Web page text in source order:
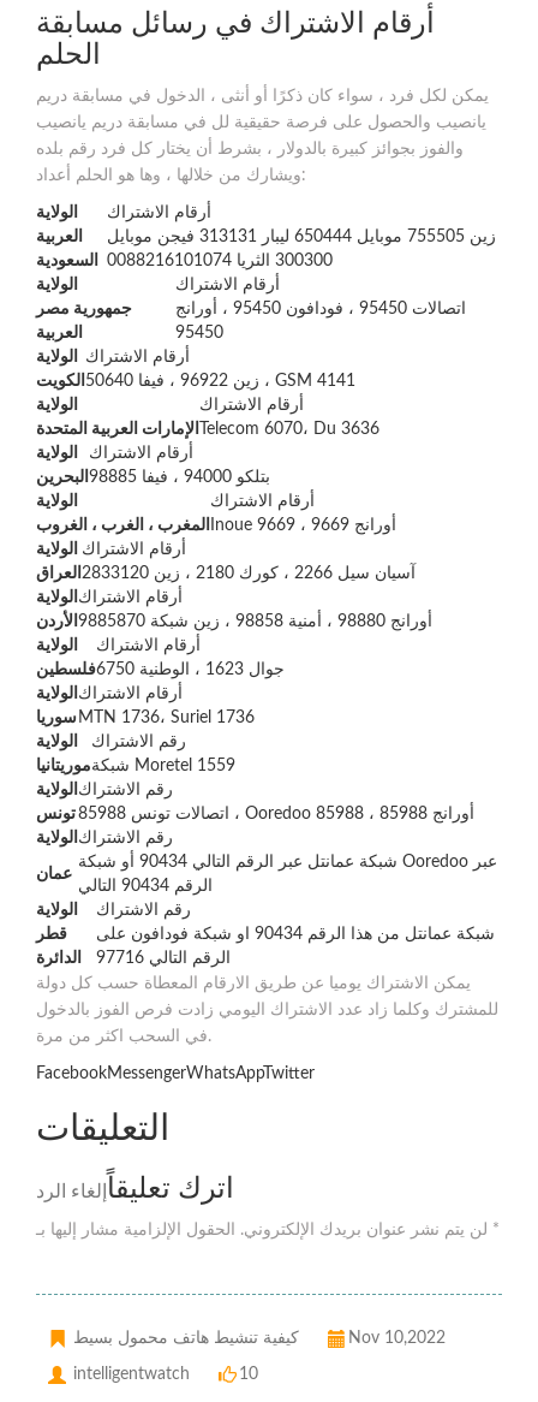
أرقام الاشتراك في رسائل مسابقة
الحلم
يمكن لكل فرد ، سواء كان ذكرًا أو أنثى ، الدخول في مسابقة دريم
يانصيب والحصول على فرصة حقيقية لل في مسابقة دريم يانصيب
والفوز بجوائز كبيرة بالدولار ، بشرط أن يختار كل فرد رقم بلده
ويشارك من خلالها ، وها هو الحلم أعداد:
الولاية
أرقام الاشتراك
العربية
السعودية
زين 755505 موبايل 650444 ليبار 313131 فيجن موبايل
300300 الثريا 0088216101074
الولاية
أرقام الاشتراك
جمهورية مصر
العربية
اتصالات 95450 ، فودافون 95450 ، أورانج
95450
الولاية
أرقام الاشتراك
الكويت
زين 96922 ، فيفا 50640 ، GSM 4141
الولاية
أرقام الاشتراك
الإمارات العربية المتحدة
Telecom 6070، Du 3636
الولاية
أرقام الاشتراك
البحرين
بتلكو 94000 ، فيفا 98885
الولاية
أرقام الاشتراك
المغرب ، الغرب ، الغروب
Inoue 9669 ، أورانج 9669
الولاية أرقام الاشتراك
العراق
آسيان سيل 2266 ، كورك 2180 ، زين 2833120
الولاية أرقام الاشتراك
الأردن
أورانج 98880 ، أمنية 98858 ، زين شبكة 9885870
الولاية
أرقام الاشتراك
فلسطين
جوال 1623 ، الوطنية 6750
الولاية أرقام الاشتراك
سوريا MTN 1736، Suriel 1736
الولاية
رقم الاشتراك
موريتانيا
شبكة Moretel 1559
الولاية رقم الاشتراك
تونس
اتصالات تونس 85988 ، Ooredoo 85988 ، أورانج 85988
الولاية رقم الاشتراك
عمان
شبكة عمانتل عبر الرقم التالي 90434 أو شبكة Ooredoo عبر
الرقم 90434 التالي
الولاية
رقم الاشتراك
قطر
الدائرة
شبكة عمانتل من هذا الرقم 90434 او شبكة فودافون على
الرقم التالي 97716
يمكن الاشتراك يوميا عن طريق الارقام المعطاة حسب كل دولة
للمشترك وكلما زاد عدد الاشتراك اليومي زادت فرص الفوز بالدخول
في السحب اكثر من مرة.
FacebookMessengerWhatsAppTwitter
التعليقات
اترك تعليقاً إلغاء الرد
لن يتم نشر عنوان بريدك الإلكتروني. الحقول الإلزامية مشار إليها بـ *
كيفية تنشيط هاتف محمول بسيط Nov 10,2022
intelligentwatch 10